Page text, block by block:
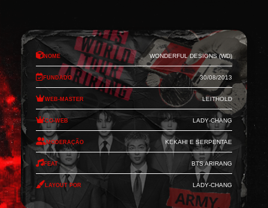
Nome Wonderful Designs (WD)
Fundado 30/08/2013
Web-Master Leithold
Co-Web Lady-Chang
Moderação Kekahi e Serpentae
Feat BTS Arirang
Layout por Lady-Chang